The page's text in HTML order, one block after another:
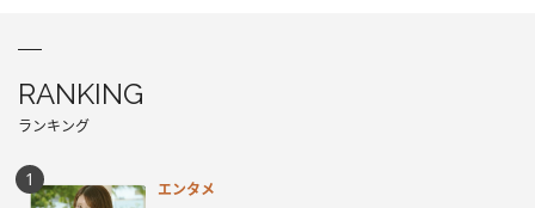
RANKING
ランキング
エンタメ